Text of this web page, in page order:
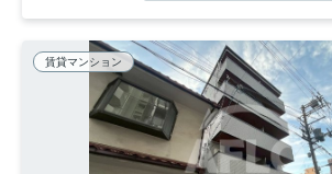
賃貸マンション